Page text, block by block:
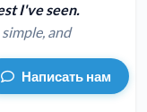
I've seen.
and
Написать нам